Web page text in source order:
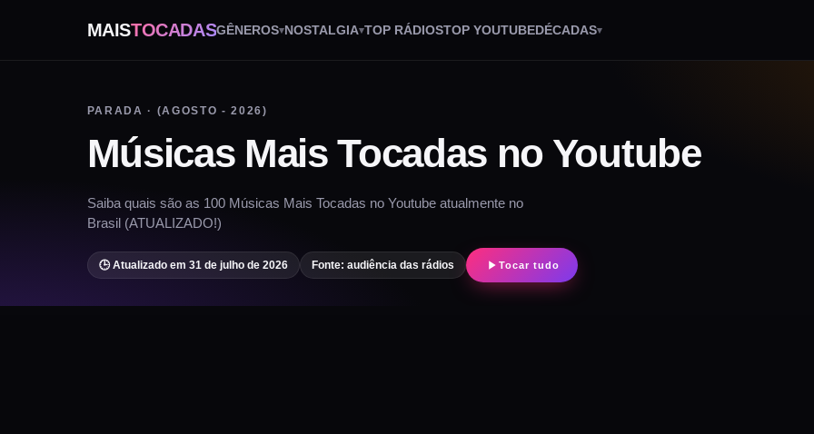
MAISTOCADASGÊNEROS NOSTALGIA TOP RÁDIOSTOP YOUTUBEDÉCADAS
PARADA · (AGOSTO - 2026)
Músicas Mais Tocadas no Youtube
Saiba quais são as 100 Músicas Mais Tocadas no Youtube atualmente no
Brasil (ATUALIZADO!)
🕒 Atualizado em 31 de julho de 2026 Fonte: audiência das rádios Tocar tudo